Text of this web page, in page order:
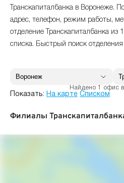
Транскапиталбанка в Воронеже.
адрес, телефон, режим работы,
отделение Транскапиталбанка из
списка. Быстрый поиск
Найдено 1 офис
Показать: На карте Списком
Филиалы